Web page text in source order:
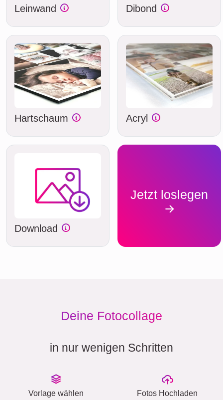
Leinwand Dibond
Hartschaum Acryl
Download
Jetzt loslegen
Deine Fotocollage
in nur wenigen Schritten
Vorlage wählen Fotos Hochladen